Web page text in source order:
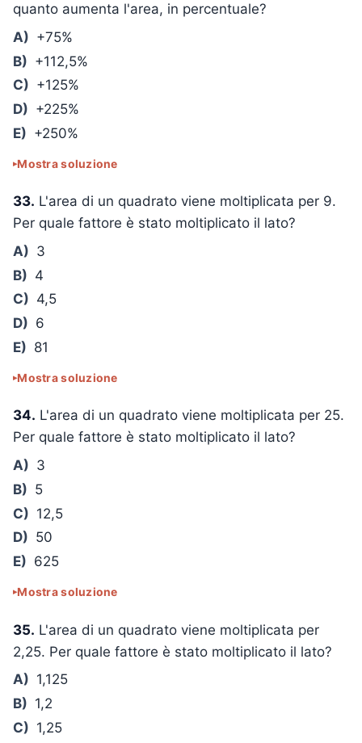
quanto aumenta l'area, in percentuale?
A) +75%
B) +112,5%
C) +125%
D) +225%
E) +250%
Mostra soluzione
33. L'area di un quadrato viene moltiplicata per 9.
Per quale fattore è stato moltiplicato il lato?
A) 3
B) 4
C) 4,5
D) 6
E) 81
Mostra soluzione
34. L'area di un quadrato viene moltiplicata per 25.
Per quale fattore è stato moltiplicato il lato?
A) 3
B) 5
C) 12,5
D) 50
E) 625
Mostra soluzione
35. L'area di un quadrato viene moltiplicata per
2,25. Per quale fattore è stato moltiplicato il lato?
A) 1,125
B) 1,2
C) 1,25